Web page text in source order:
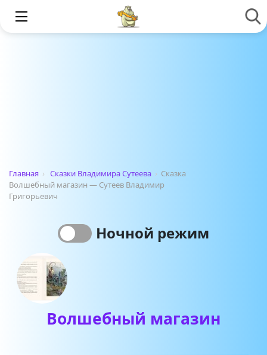
Главная › Сказки Владимира Сутеева › Сказка
Волшебный магазин — Сутеев Владимир
Григорьевич
Ночной режим
Волшебный магазин